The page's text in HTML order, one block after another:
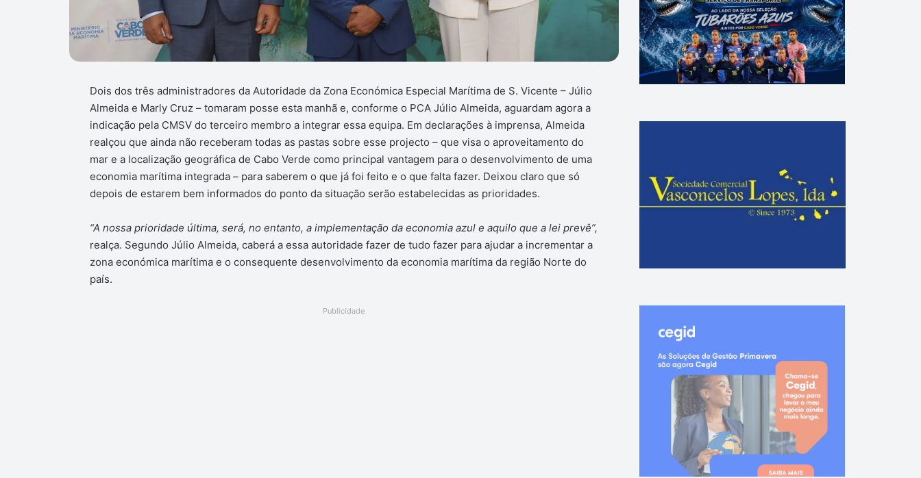
Dois dos três administradores da Autoridade da Zona Económica Especial Marítima de S. Vicente – Júlio
Almeida e Marly Cruz – tomaram posse esta manhã e, conforme o PCA Júlio Almeida, aguardam agora a
indicação pela CMSV do terceiro membro a integrar essa equipa. Em declarações à imprensa, Almeida
realçou que ainda não receberam todas as pastas sobre esse projecto – que visa o aproveitamento do
mar e a localização geográfica de Cabo Verde como principal vantagem para o desenvolvimento de uma
economia marítima integrada – para saberem o que já foi feito e o que falta fazer. Deixou claro que só
depois de estarem bem informados do ponto da situação serão estabelecidas as prioridades.
“A nossa prioridade última, será, no entanto, a implementação da economia azul e aquilo que a lei prevê”,
realça. Segundo Júlio Almeida, caberá a essa autoridade fazer de tudo fazer para ajudar a incrementar a
zona económica marítima e o consequente desenvolvimento da economia marítima da região Norte do
país.
Publicidade